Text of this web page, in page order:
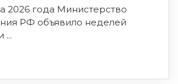
2026 года Министерство
РФ объявило неделей
...